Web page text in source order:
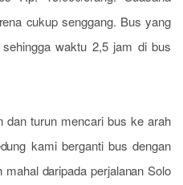
cukup senggang. Bus yang
waktu 2,5 jam di bus
dan turun mencari bus ke arah
kami berganti bus dengan
daripada perjalanan Solo